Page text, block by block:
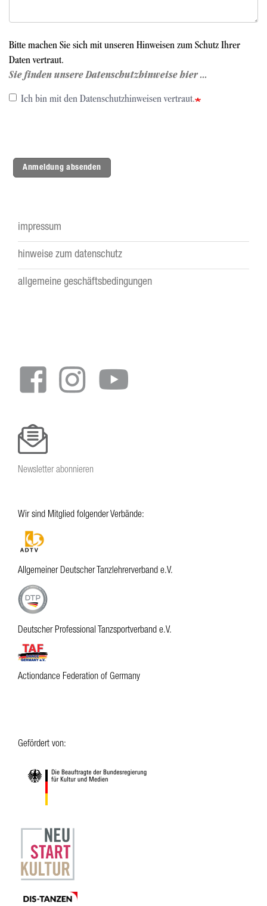
Bitte machen Sie sich mit unseren Hinweisen zum Schutz Ihrer
Daten vertraut.
Sie finden unsere Datenschutzhinweise hier ...
Ich bin mit den Datenschutzhinweisen vertraut.
Anmeldung absenden
Footer
menu
impressum
hinweise zum datenschutz
allgemeine geschäftsbedingungen
Newsletter abonnieren
Wir sind Mitglied folgender Verbände:
Allgemeiner Deutscher Tanzlehrerverband e.V.
Deutscher Professional Tanzsportverband e.V.
Actiondance Federation of Germany
Gefördert von: